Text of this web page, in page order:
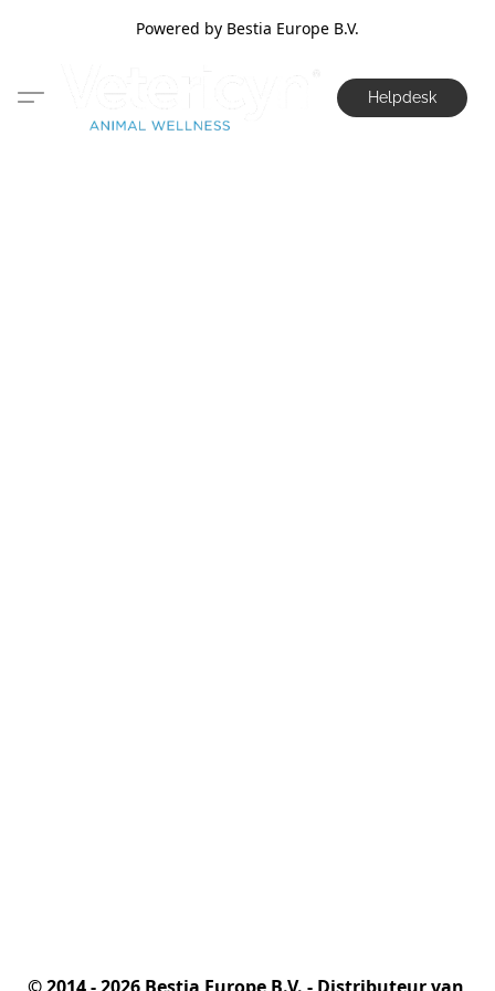
Powered by Bestia Europe B.V.
Helpdesk